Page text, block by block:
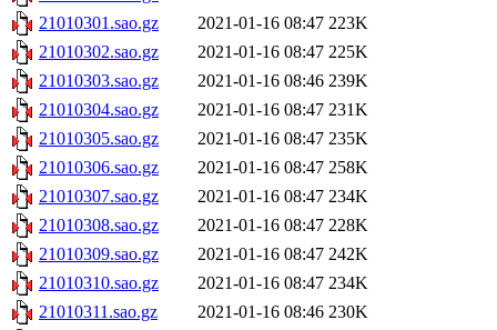
21010301.sao.gz
2021-01-16 08:47 223K
21010302.sao.gz
2021-01-16 08:47 225K
21010303.sao.gz
2021-01-16 08:46 239K
21010304.sao.gz
2021-01-16 08:47 231K
21010305.sao.gz
2021-01-16 08:47 235K
21010306.sao.gz
2021-01-16 08:47 258K
21010307.sao.gz
2021-01-16 08:47 234K
21010308.sao.gz
2021-01-16 08:47 228K
21010309.sao.gz
2021-01-16 08:47 242K
21010310.sao.gz
2021-01-16 08:47 234K
21010311.sao.gz
2021-01-16 08:46 230K